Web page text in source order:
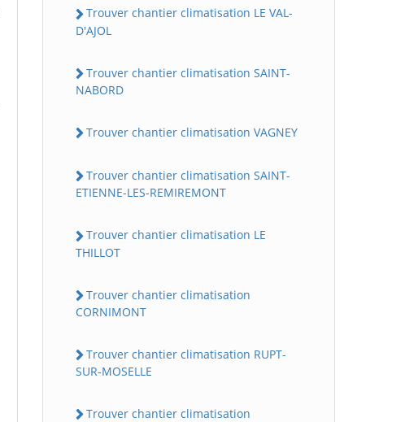
Trouver chantier climatisation LE VAL-
D'AJOL
Trouver chantier climatisation SAINT-
NABORD
Trouver chantier climatisation VAGNEY
Trouver chantier climatisation SAINT-
ETIENNE-LES-REMIREMONT
Trouver chantier climatisation LE
THILLOT
Trouver chantier climatisation
CORNIMONT
Trouver chantier climatisation RUPT-
SUR-MOSELLE
Trouver chantier climatisation